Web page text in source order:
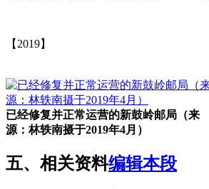
【2019】
已经修复并正常运营的新鼓岭邮局（来
源：林轶南摄于2019年4月）
五、相关资料编辑本段